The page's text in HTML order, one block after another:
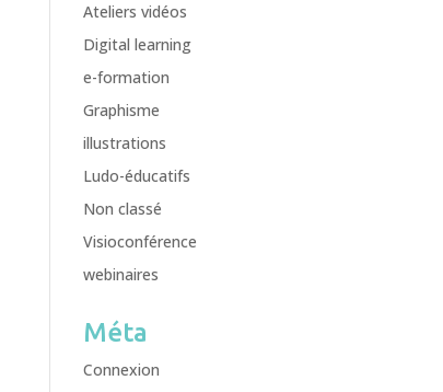
Ateliers vidéos
Digital learning
e-formation
Graphisme
illustrations
Ludo-éducatifs
Non classé
Visioconférence
webinaires
Méta
Connexion